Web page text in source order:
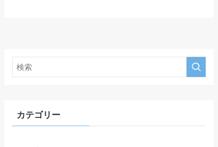
カテゴリー